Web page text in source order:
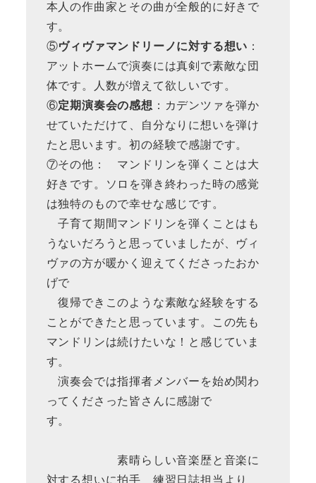
本人の作曲家とその曲が全般的に好きで
す。
⑤ヴィヴァマンドリーノに対する想い ：
アットホームで演奏には真剣で素敵な団
体です。人数が増えて欲しいです。
⑥定期演奏会の感想 ：カデンツァを弾か
せていただけて、自分なりに想いを弾け
たと思います。初の経験で感謝です。
⑦その他： マンドリンを弾くことは大
好きです。ソロを弾き終わった時の感覚
は独特のもので幸せな感じです。
子育て期間マンドリンを弾くことはも
うないだろうと思っていましたが、ヴィ
ヴァの方が暖かく迎えてくださったおか
げで
復帰できこのような素敵な経験をする
ことができたと思っています。この先も
マンドリンは続けたいな！と感じていま
す。
演奏会では指揮者メンバーを始め関わ
ってくださった皆さんに感謝で
す。
素晴らしい音楽歴と音楽に
対する想いに拍手 練習日誌担当より